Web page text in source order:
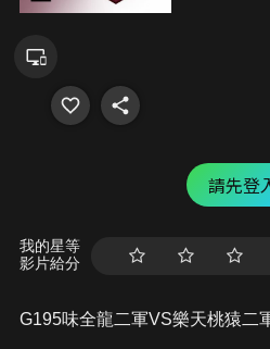
請先登
我的星等
影片給分
G195味全龍二軍VS樂天桃猿二